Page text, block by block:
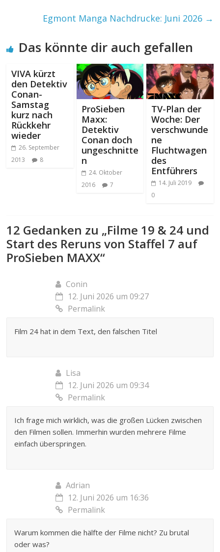
Egmont Manga Nachdrucke: Juni 2026 →
Das könnte dir auch gefallen
VIVA kürzt
den Detektiv
Conan-
Samstag
kurz nach
Rückkehr
wieder
26. September
2013
8
ProSieben
Maxx:
Detektiv
Conan doch
ungeschnitte
n
24. Oktober
2016
7
TV-Plan der
Woche: Der
verschwunde
ne
Fluchtwagen
des
Entführers
14. Juli 2019
0
12 Gedanken zu „Filme 19 & 24 und
Start des Reruns von Staffel 7 auf
ProSieben MAXX“
Conin
12. Juni 2026 um 09:27
Permalink
Film 24 hat in dem Text, den falschen Titel
Lisa
12. Juni 2026 um 09:34
Permalink
Ich frage mich wirklich, was die großen Lücken zwischen
den Filmen sollen. Immerhin wurden mehrere Filme
einfach überspringen.
Adrian
12. Juni 2026 um 16:36
Permalink
Warum kommen die hälfte der Filme nicht? Zu brutal
oder was?